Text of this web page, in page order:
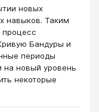
новых
навыков. Таким
Бандуры и
периоды
на новый уровень
некоторые